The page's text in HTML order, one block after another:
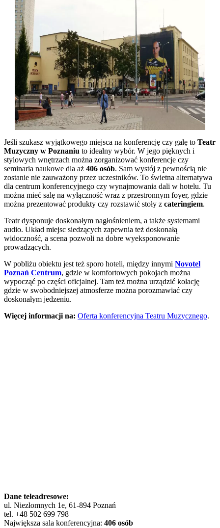
Jeśli szukasz wyjątkowego miejsca na konferencję czy galę to Teatr
Muzyczny w Poznaniu to idealny wybór. W jego pięknych i
stylowych wnętrzach można zorganizować konferencje czy
seminaria naukowe dla aż 406 osób. Sam wystój z pewnością nie
zostanie nie zauważony przez uczestników. To świetna alternatywa
dla centrum konferencyjnego czy wynajmowania dali w hotelu. Tu
można mieć salę na wyłączność wraz z przestronnym foyer, gdzie
można prezentować produkty czy rozstawić stoły z cateringiem.
Teatr dysponuje doskonałym nagłośnieniem, a także systemami
audio. Układ miejsc siedzących zapewnia też doskonałą
widoczność, a scena pozwoli na dobre wyeksponowanie
prowadzących.
W pobliżu obiektu jest też sporo hoteli, między innymi Novotel
Poznań Centrum, gdzie w komfortowych pokojach można
wypocząć po części oficjalnej. Tam też można urządzić kolację
gdzie w swobodniejszej atmosferze można porozmawiać czy
doskonałym jedzeniu.
Więcej informacji na: Oferta konferencyjna Teatru Muzycznego.
Dane teleadresowe:
ul. Niezłomnych 1e, 61-894 Poznań
tel. +48 502 699 798
Największa sala konferencyjna: 406 osób